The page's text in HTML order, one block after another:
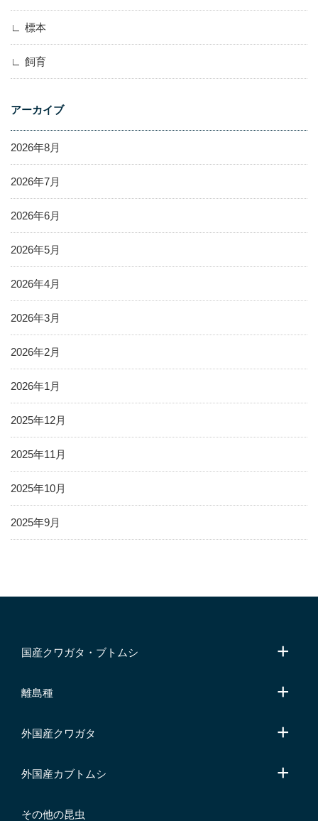
標本
飼育
アーカイブ
2026年8月
2026年7月
2026年6月
2026年5月
2026年4月
2026年3月
2026年2月
2026年1月
2025年12月
2025年11月
2025年10月
2025年9月
国産クワガタ・ブトムシ
離島種
外国産クワガタ
外国産カブトムシ
その他の昆虫